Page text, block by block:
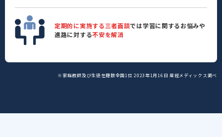
定期的に実施する三者面談では学習に関するお悩みや
進路に対する不安を解消
※家庭教師及び生徒在籍数全国1位 2023年1月16日 産經メディックス調べ